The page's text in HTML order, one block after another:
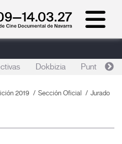
Dokbizia Punto de
2019 Sección Oficial Jurado